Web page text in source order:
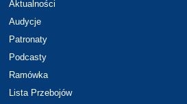
Aktualności
Audycje
Patronaty
Podcasty
Ramówka
Lista Przebojów